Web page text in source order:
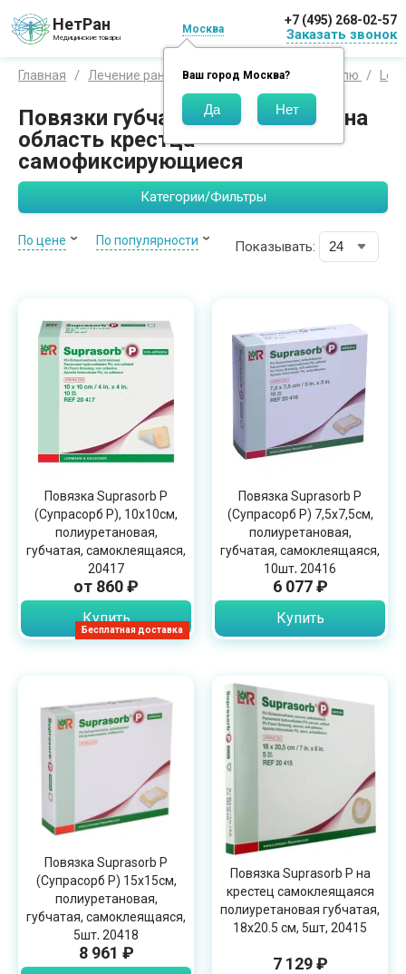
НетРан
Медицинские товары
Москва
Ваш город Москва?
+7 (495) 268-02-57
Заказать звонок
Главная Лечение ран Средства по производителю
Повязки губчатые Suprasorb P на
область крестца
самофиксирующиеся
Категории/Фильтры
По цене По популярности Показывать:
Бесплатная доставка
Повязка Suprasorb P
(Супрасорб P), 10х10см,
полиуретановая,
губчатая, самоклеящаяся,
20417
от 860 ₽
Купить
Повязка Suprasorb P
(Супрасорб P) 7,5х7,5см,
полиуретановая,
губчатая, самоклеящаяся,
10шт, 20416
6 077 ₽
Купить
Повязка Suprasorb P
(Супрасорб P) 15х15см,
полиуретановая,
губчатая, самоклеящаяся,
5шт, 20418
8 961 ₽
Повязка Suprasorb P на
крестец самоклеящаяся
полиуретановая губчатая,
18х20.5 см, 5шт, 20415
7 129 ₽